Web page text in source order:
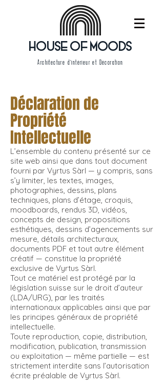
HOUSE OF MOODS
Architecture d'intérieur et Décoration
Déclaration de
Propriété
Intellectuelle
L’ensemble du contenu présenté sur ce
site web ainsi que dans tout document
fourni par Vyrtus Sàrl — y compris, sans
s’y limiter, les textes, images,
photographies, dessins, plans
techniques, plans d’étage, croquis,
moodboards, rendus 3D, vidéos,
concepts de design, propositions
esthétiques, dessins d’agencements sur
mesure, détails architecturaux,
documents PDF et tout autre élément
créatif — constitue la propriété
exclusive de Vyrtus Sàrl.
Tout ce matériel est protégé par la
législation suisse sur le droit d’auteur
(LDA/URG), par les traités
internationaux applicables ainsi que par
les principes généraux de propriété
intellectuelle.
Toute reproduction, copie, distribution,
modification, publication, transmission
ou exploitation — même partielle — est
strictement interdite sans l’autorisation
écrite préalable de Vyrtus Sàrl.